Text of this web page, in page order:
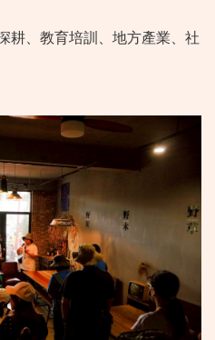
耕、教育培訓、地方產業、社